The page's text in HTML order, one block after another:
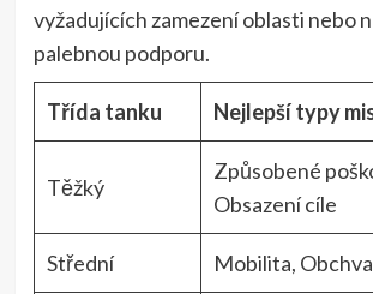
vyžadujících zamezení oblasti nebo
palebnou podporu.
Třída tanku Nejlepší typy
Těžký
Způsobené
Obsazení cíle
Střední Mobilita,